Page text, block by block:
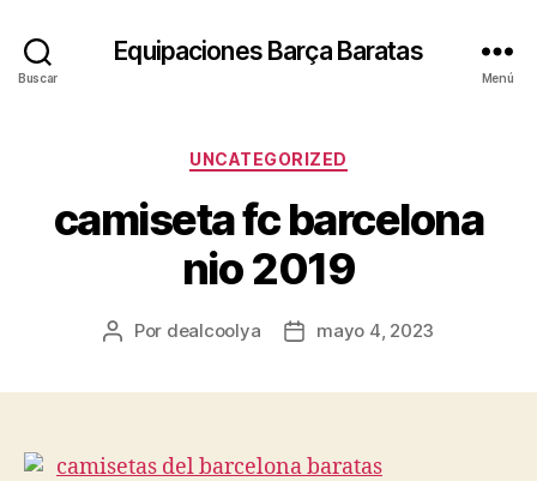
Buscar
Equipaciones Barça Baratas
Menú
Categorías
UNCATEGORIZED
camiseta fc barcelona
nio 2019
Autor
Por dealcoolya
Fechamayo 4, 2023